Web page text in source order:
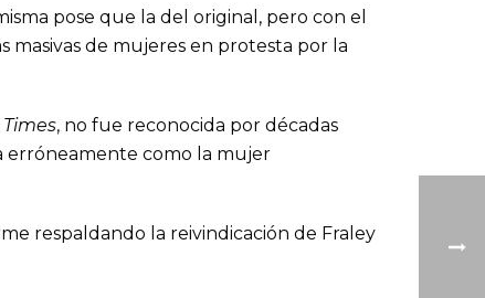
pose que la del original, pero con el
masivas de mujeres en protesta por la
Times, no fue reconocida por décadas
erróneamente como la mujer
respaldando la reivindicación de Fraley